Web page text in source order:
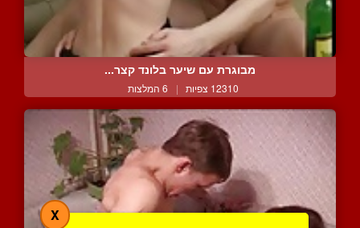
מבוגרת עם שיער בלונד קצר...
12310 צפיות | 6 המלצות
X